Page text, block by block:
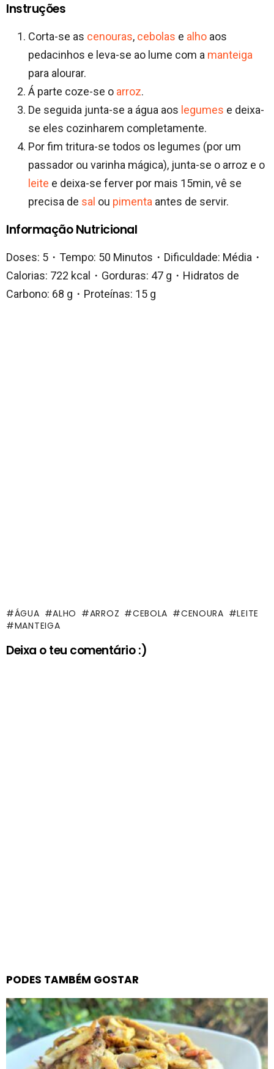
Instruções
Corta-se as cenouras, cebolas e alho aos
pedacinhos e leva-se ao lume com a manteiga
para alourar.
Á parte coze-se o arroz.
De seguida junta-se a água aos legumes e deixa-
se eles cozinharem completamente.
Por fim tritura-se todos os legumes (por um
passador ou varinha mágica), junta-se o arroz e o
leite e deixa-se ferver por mais 15min, vê se
precisa de sal ou pimenta antes de servir.
Informação Nutricional
Doses: 5・Tempo: 50 Minutos・Dificuldade: Média・
Calorias: 722 kcal・Gorduras: 47 g・Hidratos de
Carbono: 68 g・Proteínas: 15 g
ÁGUA ALHO ARROZ CEBOLA CENOURA
LEITE
MANTEIGA
Deixa o teu comentário :)
PODES TAMBÉM GOSTAR